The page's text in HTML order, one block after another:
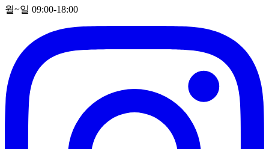
월~일 09:00-18:00